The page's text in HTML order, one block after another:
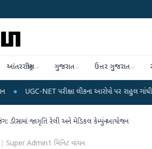
આંતરરાષ્ટ્રીય ગુજરાત ઉત્તર ગુજરાત
પરીક્ષા લીકના આરોપો પર રાહુલ ગાંધીએ કેન્દ્ર પર પ્રહાર
ડીસામાં જાગૃતિ રેલી અને મેડિકલ કેમ્પનું આયોજન
Super Admin1 મિનિટ વાંચન